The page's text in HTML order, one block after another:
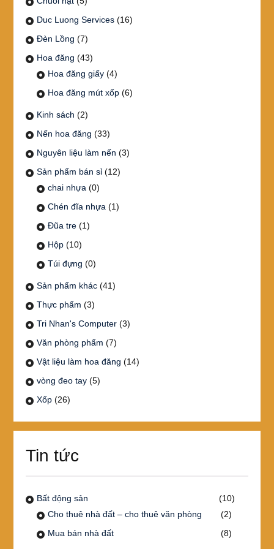
Duc Luong Services (16)
Đèn Lồng (7)
Hoa đăng (43)
Hoa đăng giấy (4)
Hoa đăng mút xốp (6)
Kinh sách (2)
Nến hoa đăng (33)
Nguyên liệu làm nến (3)
Sản phẩm bán sỉ (12)
chai nhựa (0)
Chén đĩa nhựa (1)
Đũa tre (1)
Hộp (10)
Túi đựng (0)
Sản phẩm khác (41)
Thực phẩm (3)
Tri Nhan's Computer (3)
Văn phòng phẩm (7)
Vật liệu làm hoa đăng (14)
vòng đeo tay (5)
Xốp (26)
Tin tức
Bất động sản
(10)
Cho thuê nhà đất – cho thuê văn phòng
(2)
Mua bán nhà đất
(8)